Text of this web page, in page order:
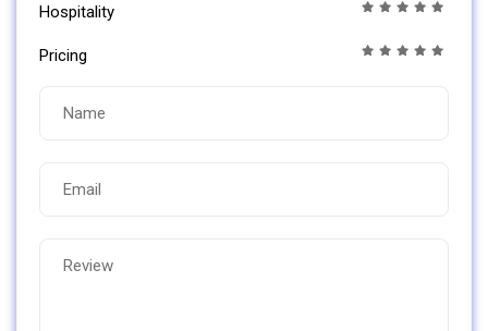
Hospitality
Pricing